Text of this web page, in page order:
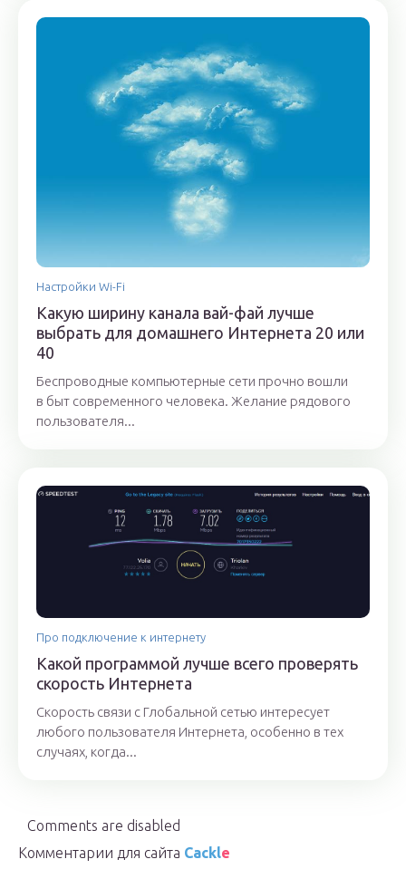
Настройки Wi-Fi
Какую ширину канала вай-фай лучше
выбрать для домашнего Интернета 20 или
40
Беспроводные компьютерные сети прочно вошли
в быт современного человека. Желание рядового
пользователя...
Про подключение к интернету
Какой программой лучше всего проверять
скорость Интернета
Скорость связи с Глобальной сетью интересует
любого пользователя Интернета, особенно в тех
случаях, когда...
Comments are disabled
Комментарии для сайта Cackle